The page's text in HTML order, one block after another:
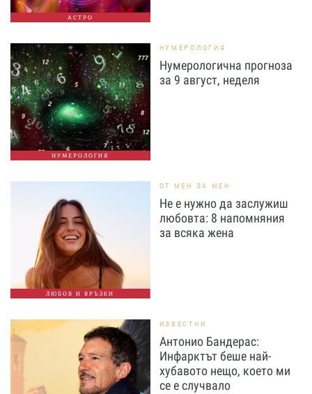
АСТРО
НУМЕРОЛОГИЯ
НУМЕРОЛОГИЯ
Нумерологична прогноза
за 9 август, неделя
ЛЮБОВ И ВРЪЗКИ
ОТ МЕН ЗА МЕН
Не е нужно да заслужиш
любовта: 8 напомняния
за всяка жена
ИЗВЕСТНИ
Антонио Бандерас:
Инфарктът беше най-
хубавото нещо, което ми
се е случвало